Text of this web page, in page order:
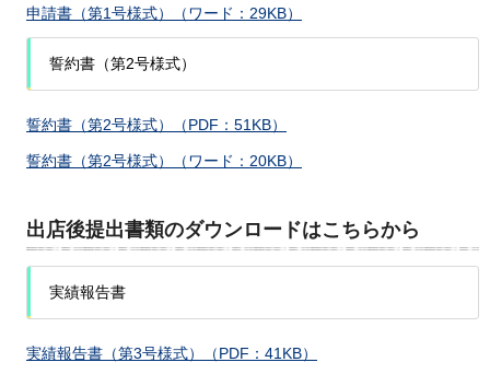
申請書（第1号様式）（ワード：29KB）
誓約書（第2号様式）
誓約書（第2号様式）（PDF：51KB）
誓約書（第2号様式）（ワード：20KB）
出店後提出書類のダウンロードはこちらから
実績報告書
実績報告書（第3号様式）（PDF：41KB）